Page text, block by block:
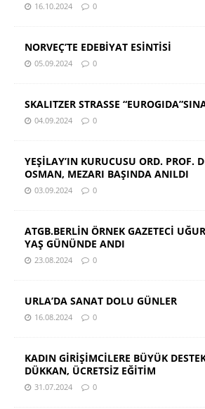
16.10.2024 0
NORVEÇ’TE EDEBİYAT ESİNTİSİ
05.09.2024 0
SKALITZER STRASSE
04.09.2024 0
YEŞİLAY’IN KURUCUSU ORD. PROF.
OSMAN, MEZARI BAŞINDA ANILDI
03.09.2024 0
ATGB.BERLİN ÖRNEK GAZETECİ
YAŞ GÜNÜNDE ANDI
23.08.2024 0
URLA’DA SANAT DOLU GÜNLER
16.08.2024 0
KADIN GİRİŞİMCİLERE BÜYÜK
DÜKKAN, ÜCRETSİZ EĞİTİM
31.07.2024 0